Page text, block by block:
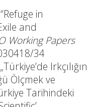
in
and
Working Papers
34
Irkçılığın
Ölçmek ve
Tarihindeki